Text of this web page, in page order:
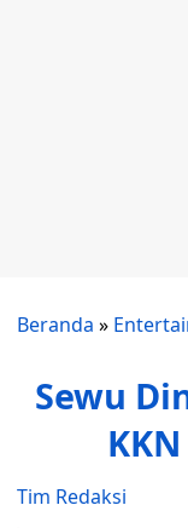
Beranda »
Sewu
Tim Redaksi